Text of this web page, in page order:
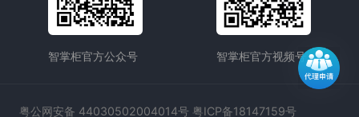
智掌柜官方公众号 智掌柜官方视频号
粤公网安备 44030502004014号 粤ICP备18147159号